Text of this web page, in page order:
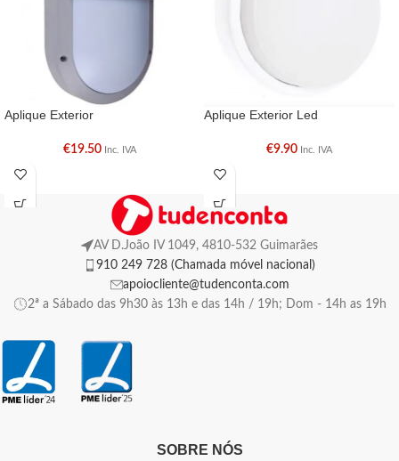
Aplique Exterior
€19.50 Inc. IVA
Aplique Exterior Led
€9.90 Inc. IVA
AV D.João IV 1049, 4810-532 Guimarães
910 249 728 (Chamada móvel nacional)
apoiocliente@tudenconta.com
2ª a Sábado das 9h30 às 13h e das 14h / 19h; Dom - 14h as 19h
SOBRE NÓS